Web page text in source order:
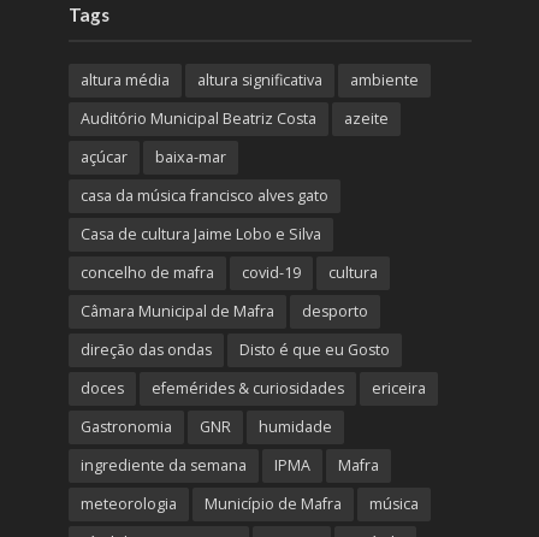
Tags
altura média altura significativa
ambiente
Auditório Municipal Beatriz Costa
azeite
açúcar
baixa-mar
casa da música francisco alves gato
Casa de cultura Jaime Lobo e Silva
concelho de mafra
covid-19
cultura
Câmara Municipal de Mafra
desporto
direção das ondas
Disto é que eu Gosto
doces
efemérides & curiosidades
ericeira
Gastronomia
GNR
humidade
ingrediente da semana
IPMA
Mafra
meteorologia
Município de Mafra
música